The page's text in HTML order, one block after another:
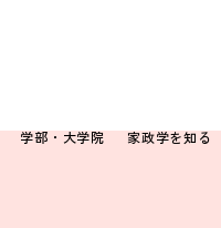
学部・大学院 家政学を知る